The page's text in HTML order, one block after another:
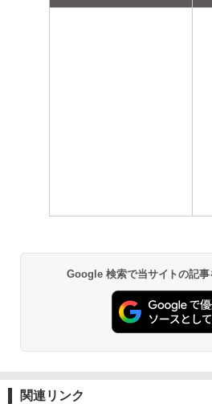
Google 検索で当サイトの記
関連リンク